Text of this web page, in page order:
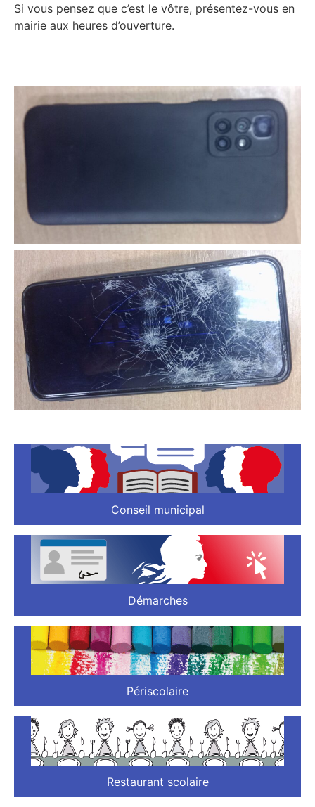
Si vous pensez que c’est le vôtre, présentez-vous en
mairie aux heures d’ouverture.
Conseil municipal
Démarches
Périscolaire
Restaurant scolaire